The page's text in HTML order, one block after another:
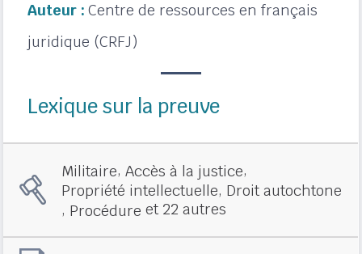
Auteur : Centre de ressources en français
juridique (CRFJ)
Lexique sur la preuve
Militaire, Accès à la justice,
Propriété intellectuelle, Droit autochtone
, Procédure et 22 autres